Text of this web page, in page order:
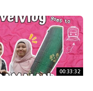
00:33:32